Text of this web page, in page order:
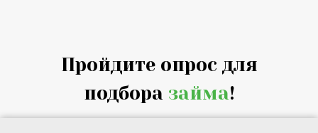
Пройдите опрос для
подбора займа!